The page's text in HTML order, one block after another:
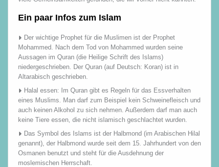
Ein paar Infos zum Islam
Der wichtige Prophet für die Muslimen ist der Prophet
Mohammed. Nach dem Tod von Mohammed wurden seine
Aussagen im Quran (die Heilige Schrift des Islams)
niedergeschrieben. Der Quran (auf Deutsch: Koran) ist in
Altarabisch geschrieben.
Halal essen: Im Quran gibt es Regeln für das Essverhalten
eines Muslims. Man darf zum Beispiel kein Schweinefleisch und
auch keinen Alkohol zu sich nehmen. Außerdem darf man auch
keine Tiere essen, die nicht islamisch geschlachtet wurden.
Das Symbol des Islams ist der Halbmond (im Arabischen Hilal
genannt), der Halbmond wurde seit dem 15. Jahrhundert von den
Osmanen benutzt und steht für die Ausdehnung der
moslemischen Herrschaft.